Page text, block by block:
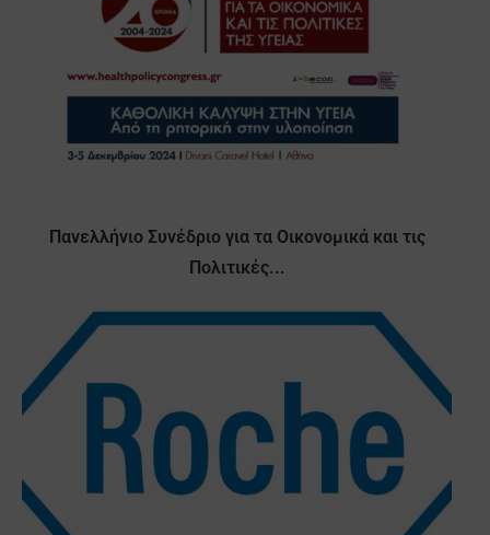
Πανελλήνιο Συνέδριο για τα Οικονομικά και τις
Πολιτικές...